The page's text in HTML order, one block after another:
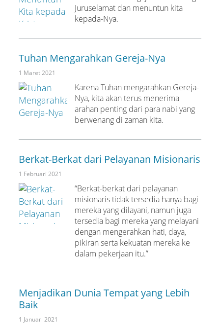
Juruselamat dan menuntun kita
kepada-Nya.
Tuhan Mengarahkan Gereja-Nya
1 Maret 2021
Karena Tuhan mengarahkan Gereja-
Nya, kita akan terus menerima
arahan penting dari para nabi yang
berwenang di zaman kita.
Berkat-Berkat dari Pelayanan Misionaris
1 Februari 2021
“Berkat-berkat dari pelayanan
misionaris tidak tersedia hanya bagi
mereka yang dilayani, namun juga
tersedia bagi mereka yang melayani
dengan mengerahkan hati, daya,
pikiran serta kekuatan mereka ke
dalam pekerjaan itu.”
Menjadikan Dunia Tempat yang Lebih
Baik
1 Januari 2021